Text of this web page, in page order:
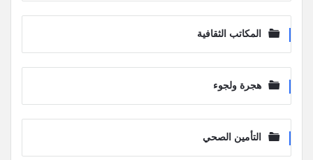
المكاتب الثقافية
هجرة ولجوء
التأمين الصحي